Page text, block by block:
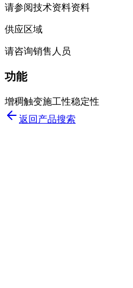
请参阅技术资料资料
供应区域
请咨询销售人员
功能
增稠触变施工性稳定性
返回产品搜索